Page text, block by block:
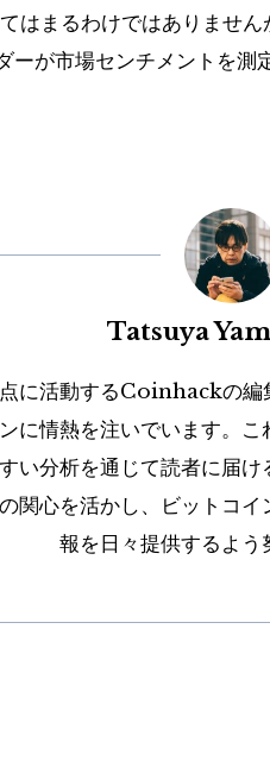
はまるわけではありませ
ーが市場センチメントを
Tatsuya
に活動するCoinhackの編
に情熱を注いでいます。
い分析を通じて読者に届
関心を活かし、ビットコ
報を日々提供するよう